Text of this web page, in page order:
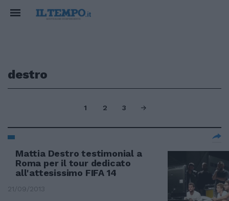
destro
1 2 3
Mattia Destro testimonial a
Roma per il tour dedicato
all'attesissimo FIFA 14
21/09/2013